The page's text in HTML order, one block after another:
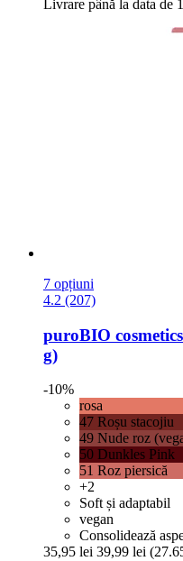
Livrare până la data de
7 opțiuni
4.2 (207)
puroBIO cosmetics
g)
-10%
rosa
47 Roșu stacojiu
49 Nude roz
50 Dunkles Pink
51 Roz piersică
+2
Soft și adaptabil
vegan
Consolidează
35,95 lei 39,99 lei